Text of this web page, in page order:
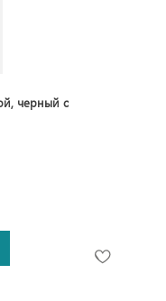
черный с